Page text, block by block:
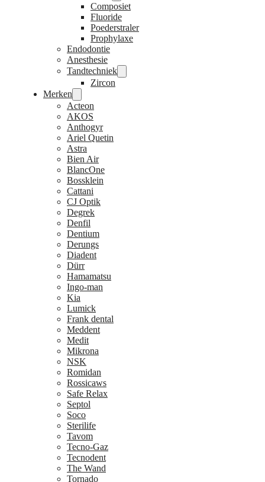
Composiet
Fluoride
Poederstraler
Prophylaxe
Endodontie
Anesthesie
Tandtechniek
Zircon
Merken
Acteon
AKOS
Anthogyr
Ariel Quetin
Astra
Bien Air
BlancOne
Bossklein
Cattani
CJ Optik
Degrek
Denfil
Dentium
Derungs
Diadent
Dürr
Hamamatsu
Ingo-man
Kia
Lumick
Frank dental
Meddent
Medit
Mikrona
NSK
Romidan
Rossicaws
Safe Relax
Septol
Soco
Sterilife
Tavom
Tecno-Gaz
Tecnodent
The Wand
Tornado